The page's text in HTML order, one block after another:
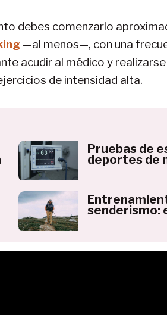
debes comenzarlo
—al menos—, con una
acudir al médico y
de intensidad alta.
Pruebas de
deportes de
senderismo: